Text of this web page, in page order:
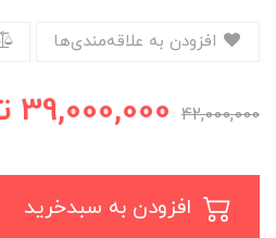
42,000,000
39,000,000